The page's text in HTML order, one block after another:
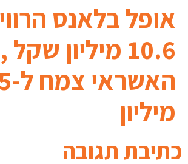
אופל בלאנס
10.6 מיליון
מיליון
כתיבת תגובה